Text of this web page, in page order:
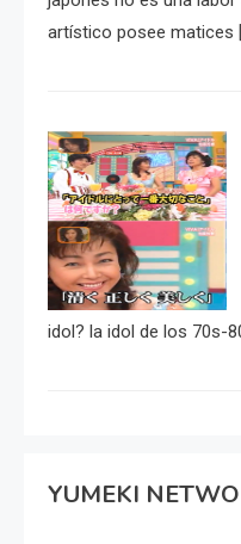
artístico posee matices
idol? la idol de los 70s-
YUMEKI